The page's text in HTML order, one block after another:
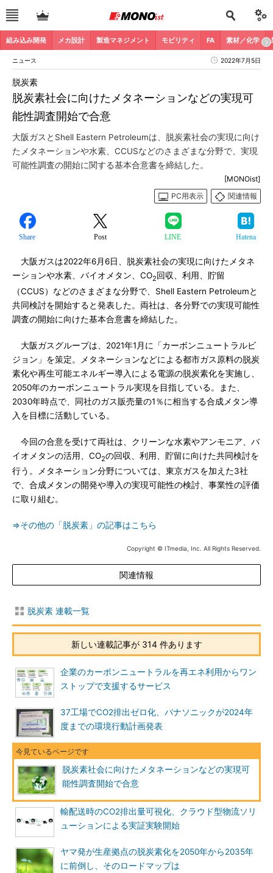
組み込み開発 メカ設計 製造マネジメント モビリティ FA 素材／化学
ニュース 2022年7月5日
脱炭素社会に向けたメタネーションなどの実現可
能性調査開始で合意
脱炭素
大阪ガスとShell Eastern Petroleumは、脱炭素社会の実現に向け
たメタネーションや水素、CCUSなどのさまざまな分野で、実現
可能性調査の開始に関する基本合意書を締結した。
[MONOist]
PC用表示
関連情報
Share Post LINE Hatena
大阪ガスは2022年6月6日、脱炭素社会の実現に向けたメタネ
ーションや水素、バイオメタン、CO2回収、利用、貯留
（CCUS）などのさまざまな分野で、Shell Eastern Petroleumと
共同検討を開始すると発表した。両社は、各分野での実現可能性
調査の開始に向けた基本合意書を締結した。
大阪ガスグループは、2021年1月に「カーボンニュートラルビ
ジョン」を策定。メタネーションなどによる都市ガス原料の脱炭
素化や再生可能エネルギー導入による電源の脱炭素化を実施し、
2050年のカーボンニュートラル実現を目指している。また、
2030年時点で、同社のガス販売量の1％に相当する合成メタン導
入を目標に活動している。
今回の合意を受けて両社は、クリーンな水素やアンモニア、バ
イオメタンの活用、CO2の回収、利用、貯留に向けた共同検討を
行う。メタネーション分野については、東京ガスを加えた3社
で、合成メタンの開発や導入の実現可能性の検討、事業性の評価
に取り組む。
⇒その他の「脱炭素」の記事はこちら
Copyright © ITmedia, Inc. All Rights Reserved.
関連情報
脱炭素 連載一覧
新しい連載記事が 314 件あります
企業のカーボンニュートラルを再エネ利用からワン
ストップで支援するサービス
37工場でCO2排出ゼロ化、パナソニックが2024年
度までの環境行動計画発表
脱炭素社会に向けたメタネーションなどの実現可
能性調査開始で合意
輸配送時のCO2排出量可視化、クラウド型物流ソリ
ューションによる実証実験開始
ヤマ発が生産拠点の脱炭素化を2050年から2035年
に前倒し、そのロードマップは